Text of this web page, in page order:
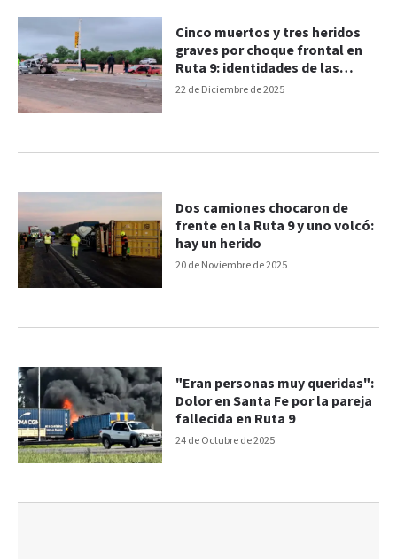
22 de Diciembre de 2025
Cinco muertos y tres heridos
graves por choque frontal en
Ruta 9: identidades de las
víctimas
20 de Noviembre de 2025
Dos camiones chocaron de
frente en la Ruta 9 y uno volcó:
hay un herido
24 de Octubre de 2025
"Eran personas muy queridas":
Dolor en Santa Fe por la pareja
fallecida en Ruta 9